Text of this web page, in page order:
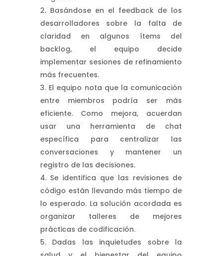
Basándose en el feedback de los
desarrolladores sobre la falta de
claridad en algunos ítems del
backlog, el equipo decide
implementar sesiones de refinamiento
más frecuentes.
El equipo nota que la comunicación
entre miembros podría ser más
eficiente. Como mejora, acuerdan
usar una herramienta de chat
específica para centralizar las
conversaciones y mantener un
registro de las decisiones.
Se identifica que las revisiones de
código están llevando más tiempo de
lo esperado. La solución acordada es
organizar talleres de mejores
prácticas de codificación.
Dadas las inquietudes sobre la